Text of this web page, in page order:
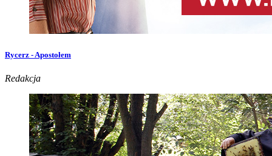
Rycerz - Apostołem
Redakcja